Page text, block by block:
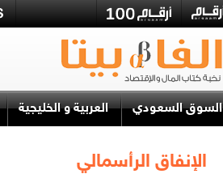
السوق السعودي العربية و الخليجية
الإنفاق الرأسمالي